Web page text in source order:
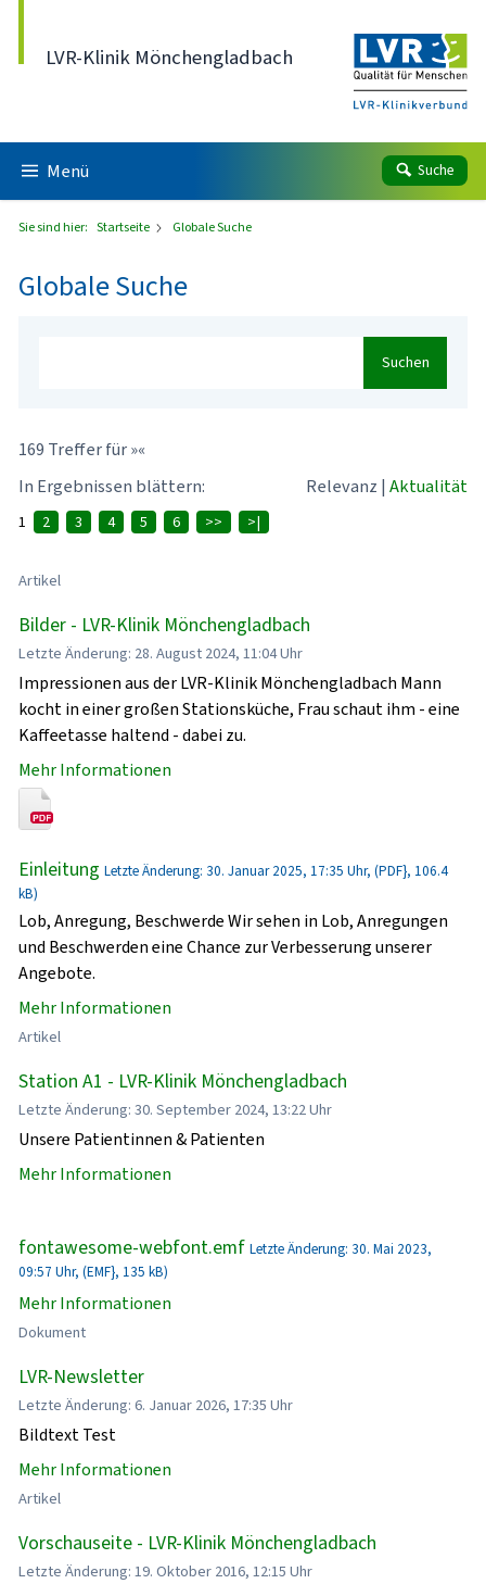
LVR-Klinik Mönchengladbach
Menü Suche
Sie sind hier: Startseite Globale Suche
Globale Suche
Suchen
169 Treffer für »«
In Ergebnissen blättern:
Relevanz | Aktualität
1 2 3 4 5 6 >> >|
Artikel
Bilder - LVR-Klinik Mönchengladbach
Letzte Änderung: 28. August 2024, 11:04 Uhr
Impressionen aus der LVR-Klinik Mönchengladbach Mann
kocht in einer großen Stationsküche, Frau schaut ihm - eine
Kaffeetasse haltend - dabei zu.
Mehr Informationen
Einleitung Letzte Änderung: 30. Januar 2025, 17:35 Uhr, (PDF}, 106.4
kB)
Lob, Anregung, Beschwerde Wir sehen in Lob, Anregungen
und Beschwerden eine Chance zur Verbesserung unserer
Angebote.
Mehr Informationen
Artikel
Station A1 - LVR-Klinik Mönchengladbach
Letzte Änderung: 30. September 2024, 13:22 Uhr
Unsere Patientinnen & Patienten
Mehr Informationen
fontawesome-webfont.emf Letzte Änderung: 30. Mai 2023,
09:57 Uhr, (EMF}, 135 kB)
Mehr Informationen
Dokument
LVR-Newsletter
Letzte Änderung: 6. Januar 2026, 17:35 Uhr
Bildtext Test
Mehr Informationen
Artikel
Vorschauseite - LVR-Klinik Mönchengladbach
Letzte Änderung: 19. Oktober 2016, 12:15 Uhr